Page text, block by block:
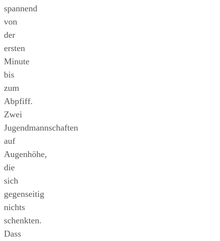
spannend
von
der
ersten
Minute
bis
zum
Abpfiff.
Zwei
Jugendmannschaften
auf
Augenhöhe,
die
sich
gegenseitig
nichts
schenkten.
Dass